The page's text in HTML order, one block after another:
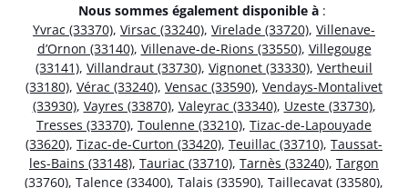
Nous sommes également disponible à :
Yvrac (33370), Virsac (33240), Virelade (33720), Villenave-
d’Ornon (33140), Villenave-de-Rions (33550), Villegouge
(33141), Villandraut (33730), Vignonet (33330), Vertheuil
(33180), Vérac (33240), Vensac (33590), Vendays-Montalivet
(33930), Vayres (33870), Valeyrac (33340), Uzeste (33730),
Tresses (33370), Toulenne (33210), Tizac-de-Lapouyade
(33620), Tizac-de-Curton (33420), Teuillac (33710), Taussat-
les-Bains (33148), Tauriac (33710), Tarnès (33240), Targon
(33760), Talence (33400), Talais (33590), Taillecavat (33580),